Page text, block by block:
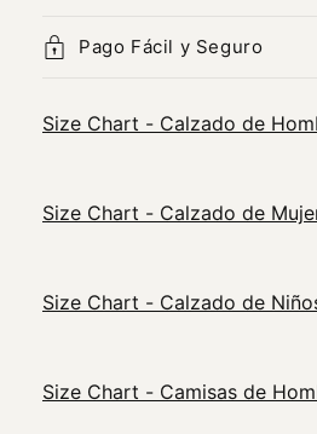
Pago Fácil y Seguro
Size Chart - Calzado de
Size Chart - Calzado de
Size Chart - Calzado de
Size Chart - Camisas de